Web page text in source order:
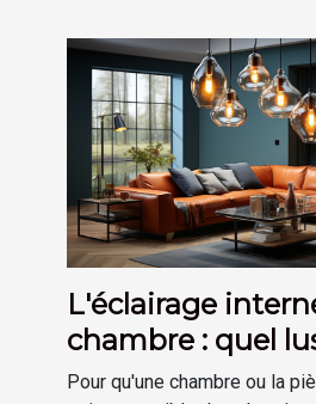
L'éclairage
chambre : quel
?
Pour qu'une chambre ou la